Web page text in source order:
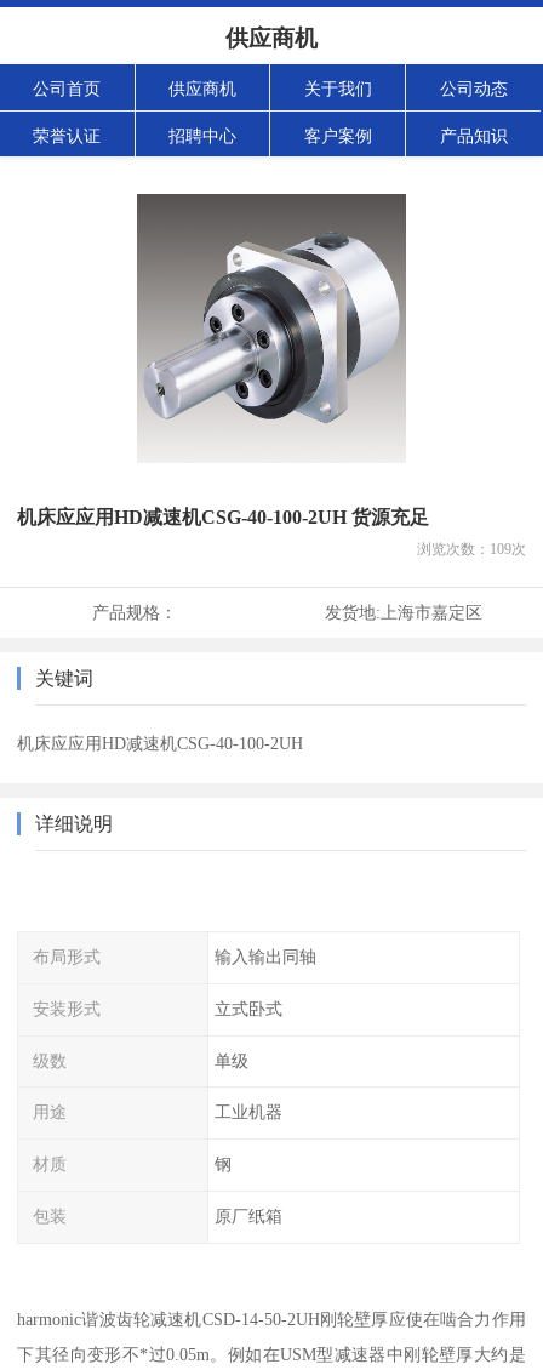
供应商机
公司首页 供应商机 关于我们 公司动态
荣誉认证 招聘中心 客户案例 产品知识
机床应应用HD减速机CSG-40-100-2UH 货源充足
浏览次数： 109次
产品规格： 发货地: 上海市嘉定区
关键词
机床应应用HD减速机CSG-40-100-2UH
详细说明
布局形式 输入输出同轴
安装形式 立式卧式
级数 单级
用途 工业机器
材质 钢
包装 原厂纸箱
harmonic谐波齿轮减速机CSD-14-50-2UH刚轮壁厚应使在啮合力作用
下其径向变形不*过0.05m。例如在USM型减速器中刚轮壁厚大约是